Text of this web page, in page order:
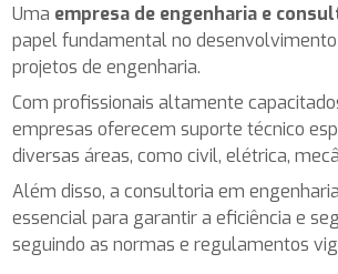
Uma empresa de engenharia e
papel fundamental no desenvolvimento
projetos de engenharia.
Com profissionais altamente
empresas oferecem suporte técnico
diversas áreas, como civil, elétrica,
Além disso, a consultoria em
essencial para garantir a eficiência e
seguindo as normas e regulamentos